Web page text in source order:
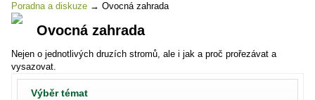
Poradna a diskuze → Ovocná zahrada
Ovocná zahrada
Nejen o jednotlivých druzích stromů, ale i jak a proč prořezávat a
vysazovat.
Výběr témat